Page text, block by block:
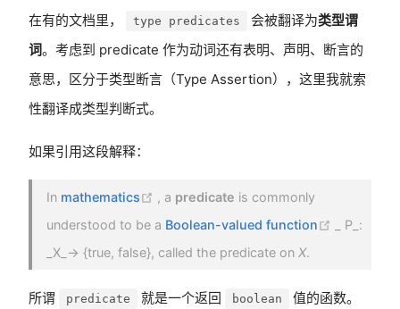
在有的文档里， type predicates 会被翻译为类型谓
词。考虑到 predicate 作为动词还有表明、声明、断言的
意思，区分于类型断言（Type Assertion），这里我就索
性翻译成类型判断式。
如果引用这段解释：
In mathematics (opens new window)
, a predicate is commonly
understood to be a Boolean-valued function (opens
_ P_:
_X_→ {true, false}, called the predicate on X.
所谓 predicate 就是一个返回 boolean 值的函数。